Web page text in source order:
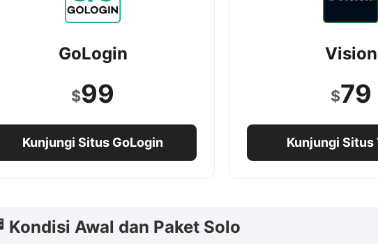
GoLogin
$99
Kunjungi Situs GoLogin
Vision
$79
Kunjungi Situs
Kondisi Awal dan Paket Solo